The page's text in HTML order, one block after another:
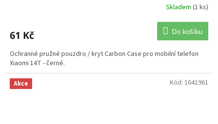
Skladem (1 ks)
61 Kč Do košíku
Ochranné pružné pouzdro / kryt Carbon Case pro mobilní telefon
Xiaomi 14T - černé.
Akce Kód: 1641961